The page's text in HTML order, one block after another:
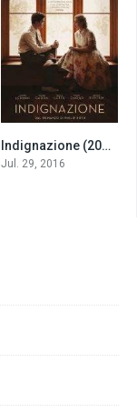
6.8
Indignazione (2016)
Jul. 29, 2016